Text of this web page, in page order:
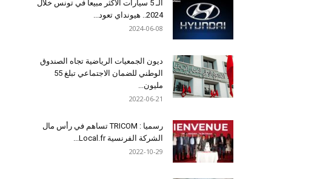
الـ 5 سيارات الأكثر مبيعا في تونس خلال
2024.. هيونداي تعود...
2024-06-08
ديون الجمعيات الرياضية تجاه الصندوق
الوطني للضمان الاجتماعي تبلغ 55
مليون...
2022-06-21
رسميا : TRICOM تساهم في رأس مال
الشركة الفرنسية Local.fr...
2022-10-29